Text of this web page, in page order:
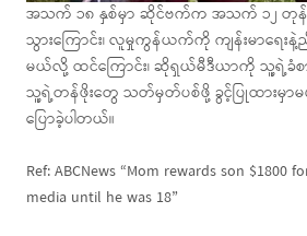
အသက် ၁၈ နှစ်မှာ ဆိုင်ဗက်က အသက် ၁၂ တုန်
သွားကြောင်း၊ လူမှုကွန်ယက်ကို ကျန်းမာရေ
မယ်လို့ ထင်ကြောင်း၊ ဆိုရှယ်မီဒီယာကို သူ့ရဲ့ခံစ
သူ့ရဲ့တန်ဖိုးတွေ သတ်မှတ်ပစ်ဖို့ ခွင့်ပြုထားမှာ
ပြောခဲ့ပါတယ်။
Ref: ABCNews “Mom rewards son $1800
media until he was 18”